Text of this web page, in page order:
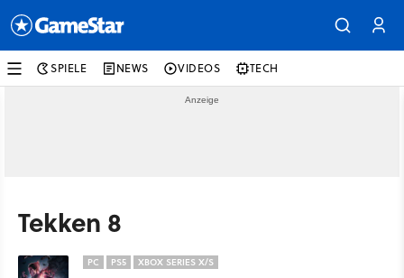
SPIELE NEWS VIDEOS TECH
Tekken 8
PC PS5 XBOX SERIES X/S